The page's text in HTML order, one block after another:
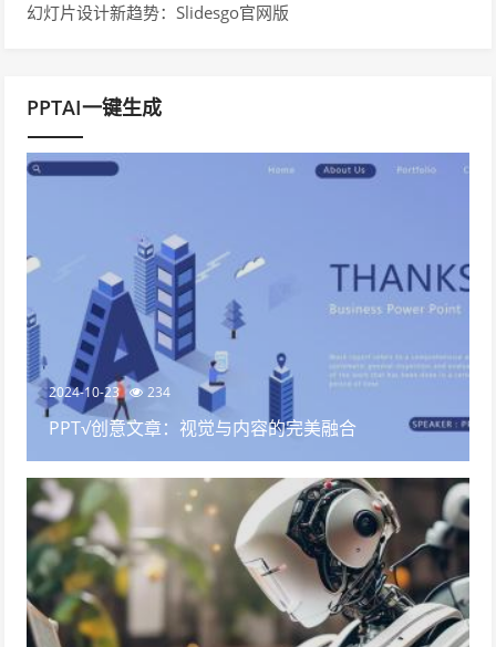
幻灯片设计新趋势：Slidesgo官网版
PPTAI一键生成
2024-10-23 234
PPT√创意文章：视觉与内容的完美融合